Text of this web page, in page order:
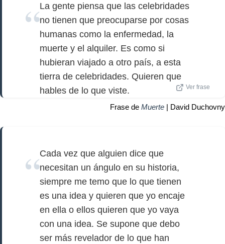
La gente piensa que las celebridades
no tienen que preocuparse por cosas
humanas como la enfermedad, la
muerte y el alquiler. Es como si
hubieran viajado a otro país, a esta
tierra de celebridades. Quieren que
hables de lo que viste.
Ver frase
Frase de Muerte | David Duchovny
Cada vez que alguien dice que
necesitan un ángulo en su historia,
siempre me temo que lo que tienen
es una idea y quieren que yo encaje
en ella o ellos quieren que yo vaya
con una idea. Se supone que debo
ser más revelador de lo que han